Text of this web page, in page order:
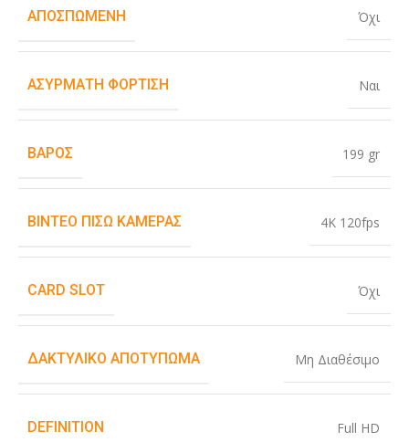
ΑΠΟΣΠΏΜΕΝΗ Όχι
ΑΣΎΡΜΑΤΗ ΦΌΡΤΙΣΗ Ναι
ΒΆΡΟΣ 199 gr
ΒΊΝΤΕΟ ΠΊΣΩ ΚΆΜΕΡΑΣ 4K 120fps
CARD SLOT Όχι
ΔΑΚΤΥΛΙΚΌ ΑΠΟΤΎΠΩΜΑ Μη Διαθέσιμο
DEFINITION Full HD